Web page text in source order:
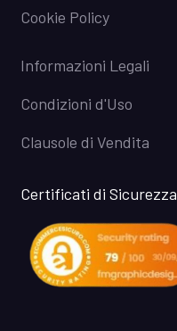
Cookie Policy
Informazioni Legali
Condizioni d'Uso
Clausole di Vendita
Certificati di Sicurezza